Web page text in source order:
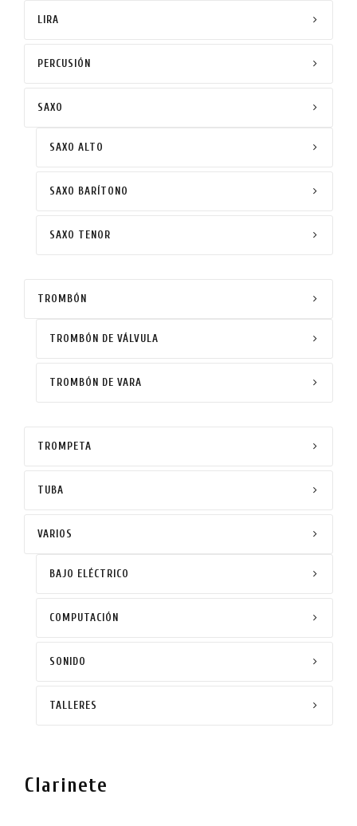
LIRA
PERCUSIÓN
SAXO
SAXO ALTO
SAXO BARÍTONO
SAXO TENOR
TROMBÓN
TROMBÓN DE VÁLVULA
TROMBÓN DE VARA
TROMPETA
TUBA
VARIOS
BAJO ELÉCTRICO
COMPUTACIÓN
SONIDO
TALLERES
Clarinete